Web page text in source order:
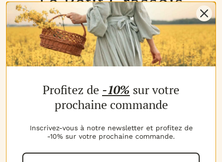
Les parfums
MON COMPTE
Espace client
Parrainage
Profitez de -10% sur votre
prochaine commande
Inscrivez-vous à notre newsletter et profitez de
-10% sur votre prochaine commande.